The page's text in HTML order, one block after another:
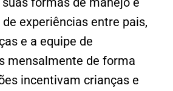
experiências entre pais,
e a equipe de
mensalmente de forma
incentivam crianças e